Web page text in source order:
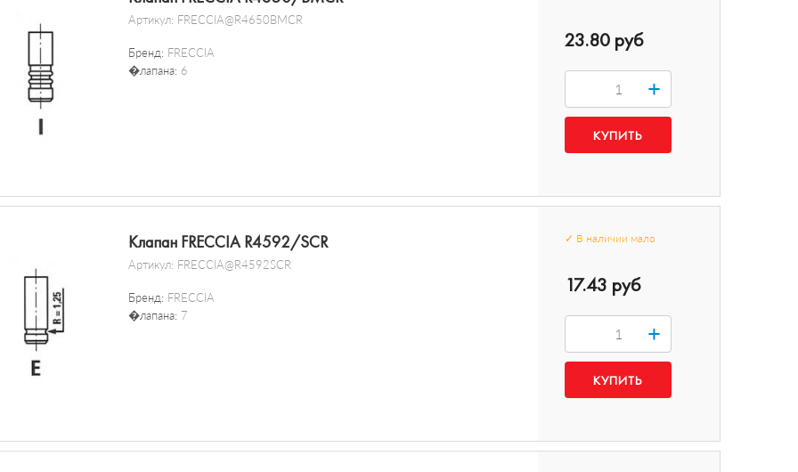
Артикул: FRECCIA@R4650BMCR
Бренд: FRECCIA
�лапана: 6
23.80 руб
+
Клапан FRECCIA R4592/SCR
Артикул: FRECCIA@R4592SCR
Бренд: FRECCIA
�лапана: 7
✓ В наличии мало
17.43 руб
+